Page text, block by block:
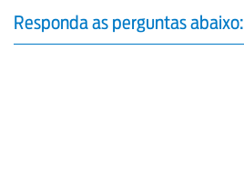
Responda as perguntas abaixo: